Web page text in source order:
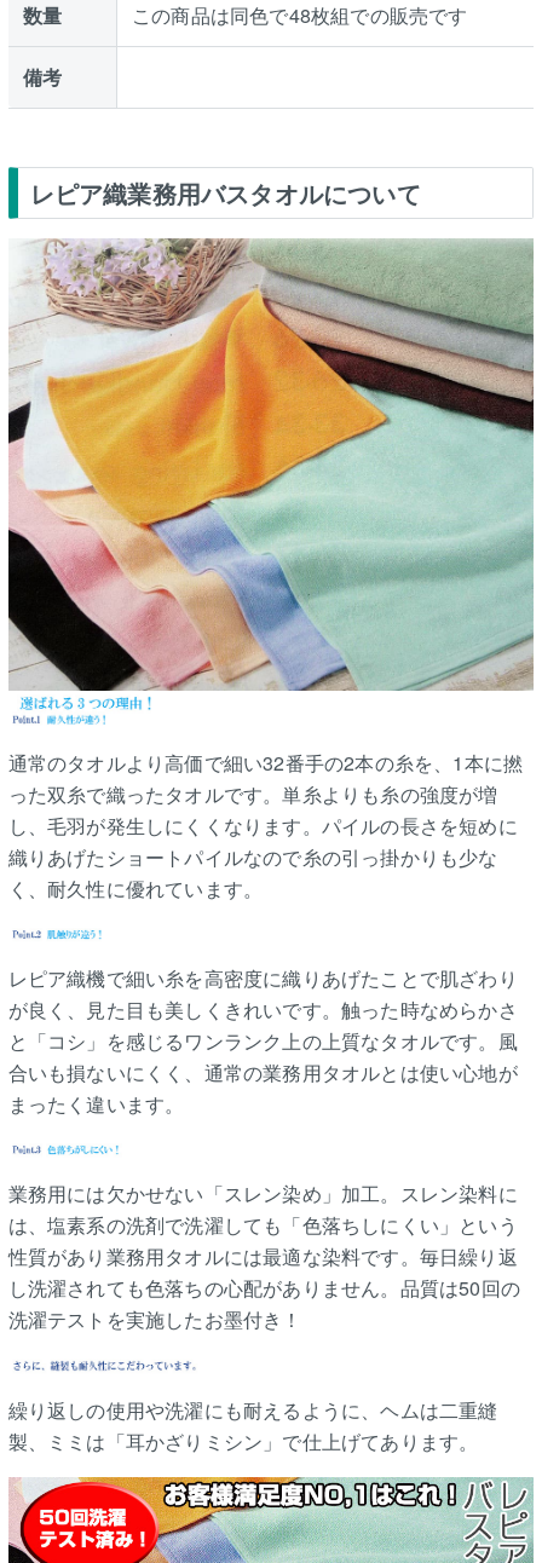
数量 この商品は同色で48枚組での販売です
備考
レピア織業務用バスタオルについて
通常のタオルより高価で細い32番手の2本の糸を、1本に撚
った双糸で織ったタオルです。単糸よりも糸の強度が増
し、毛羽が発生しにくくなります。パイルの長さを短めに
織りあげたショートパイルなので糸の引っ掛かりも少な
く、耐久性に優れています。
レピア織機で細い糸を高密度に織りあげたことで肌ざわり
が良く、見た目も美しくきれいです。触った時なめらかさ
と「コシ」を感じるワンランク上の上質なタオルです。風
合いも損ないにくく、通常の業務用タオルとは使い心地が
まったく違います。
業務用には欠かせない「スレン染め」加工。スレン染料に
は、塩素系の洗剤で洗濯しても「色落ちしにくい」という
性質があり業務用タオルには最適な染料です。毎日繰り返
し洗濯されても色落ちの心配がありません。品質は50回の
洗濯テストを実施したお墨付き！
繰り返しの使用や洗濯にも耐えるように、ヘムは二重縫
製、ミミは「耳かざりミシン」で仕上げてあります。